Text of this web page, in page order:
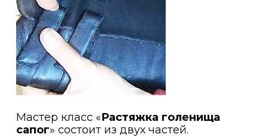
Мастер класс «Растяжка голенища
сапог» состоит из двух частей.